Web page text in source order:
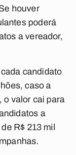
houver
poderá
a vereador,
candidato
caso a
o valor cai para
a
R$ 213 mil